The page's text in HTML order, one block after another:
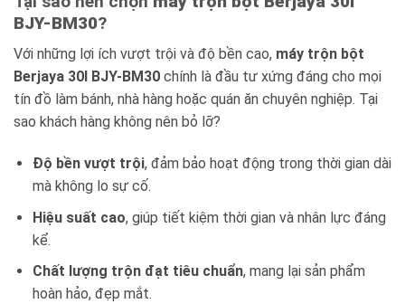
BJY-BM30?
Với những lợi ích vượt trội và độ bền cao, máy trộn bột
Berjaya 30l BJY-BM30 chính là đầu tư xứng đáng cho mọi
tín đồ làm bánh, nhà hàng hoặc quán ăn chuyên nghiệp. Tại
sao khách hàng không nên bỏ lỡ?
Độ bền vượt trội, đảm bảo hoạt động trong thời gian dài
mà không lo sự cố.
Hiệu suất cao, giúp tiết kiệm thời gian và nhân lực đáng
kể.
Chất lượng trộn đạt tiêu chuẩn, mang lại sản phẩm
hoàn hảo, đẹp mắt.